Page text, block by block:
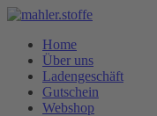
Home
Über uns
Ladengeschäft
Gutschein
Webshop